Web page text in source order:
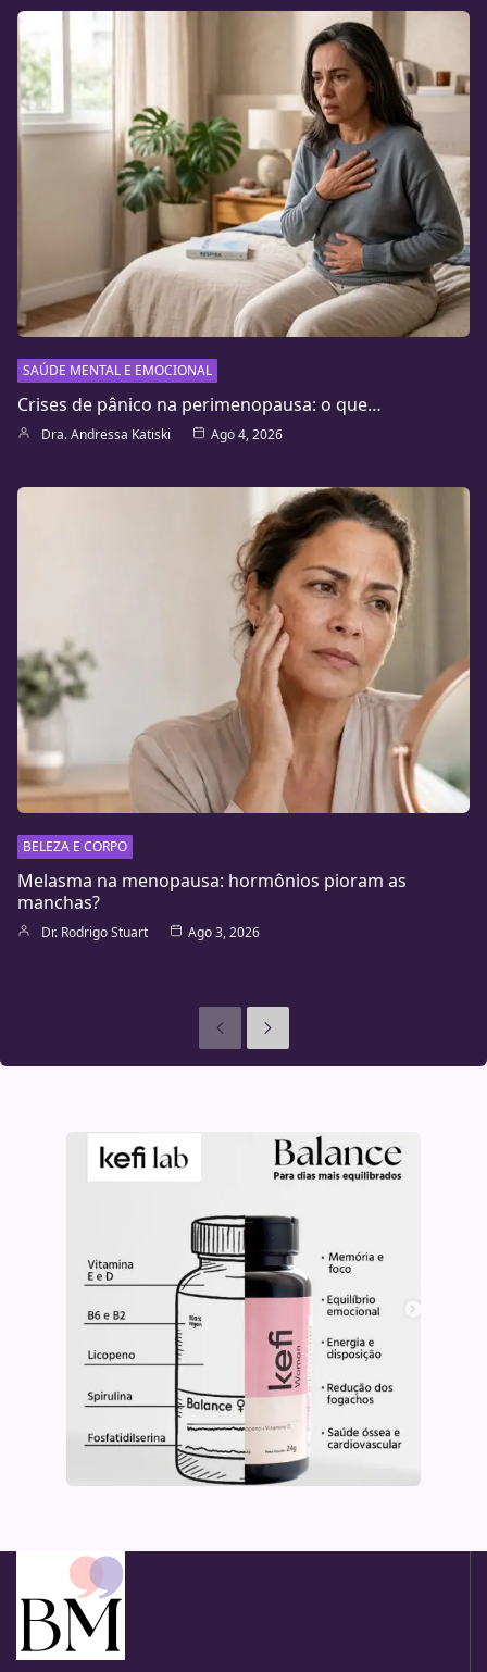
SAÚDE MENTAL E EMOCIONAL
Crises de pânico na perimenopausa: o que…
Dra. Andressa Katiski Ago 4, 2026
BELEZA E CORPO
Melasma na menopausa: hormônios pioram as
manchas?
Dr. Rodrigo Stuart Ago 3, 2026
AnterioresSeguinte